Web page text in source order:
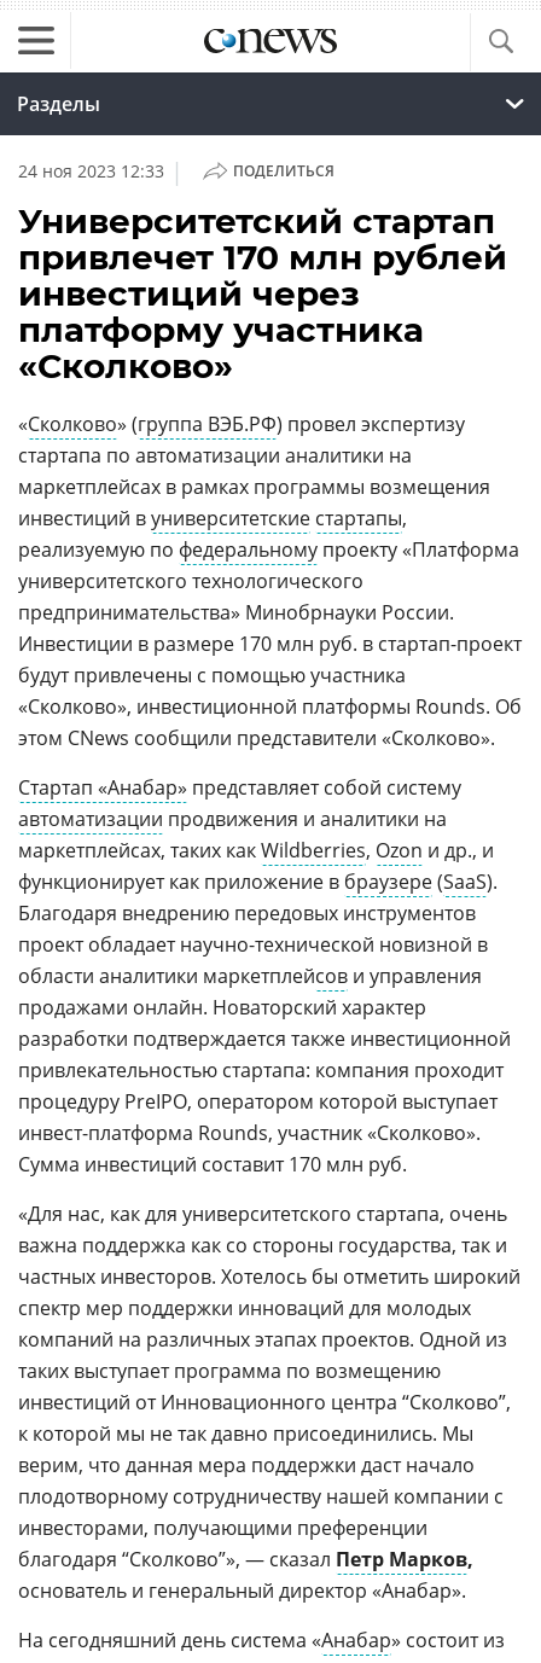
Разделы
24 ноя 2023 12:33 | ПОДЕЛИТЬСЯ
Университетский стартап
привлечет 170 млн рублей
инвестиций через
платформу участника
«Сколково»
«Сколково» (группа ВЭБ.РФ) провел экспертизу
стартапа по автоматизации аналитики на
маркетплейсах в рамках программы возмещения
инвестиций вуниверситетские стартапы,
реализуемую по федеральному проекту «Платформа
университетского технологического
предпринимательства» Минобрнауки России.
Инвестиции в размере 170 млн руб. в стартап-проект
будут привлечены с помощью участника
«Сколково», инвестиционной платформы Rounds. Об
этом CNews сообщили представители «Сколково».
Стартап «Анабар» представляет собой систему
автоматизации продвижения и аналитики на
маркетплейсах, таких какWildberries, Ozon и др., и
функционирует как приложение в браузере(SaaS).
Благодаря внедрению передовых инструментов
проект обладает научно-технической новизной в
области аналитики маркетплейсов и управления
продажами онлайн. Новаторский характер
разработки подтверждается также инвестиционной
привлекательностью стартапа: компания проходит
процедуру PreIPO, оператором которой выступает
инвест-платформа Rounds, участник «Сколково».
Сумма инвестиций составит 170 млн руб.
«Для нас, как для университетского стартапа, очень
важна поддержка как со стороны государства, так и
частных инвесторов. Хотелось бы отметить широкий
спектр мер поддержки инноваций для молодых
компаний на различных этапах проектов. Одной из
таких выступает программа по возмещению
инвестиций от Инновационного центра “Сколково”,
к которой мы не так давно присоединились. Мы
верим, что данная мера поддержки даст начало
плодотворному сотрудничеству нашей компании с
инвесторами, получающими преференции
благодаря “Сколково”», — сказал Петр Марков,
основатель и генеральный директор «Анабар».
На сегодняшний день система «Анабар» состоит из